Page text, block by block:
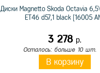
Диски Magnetto Skoda Octavia
ET46 d57,1 black [16005
3 278 р.
Осталось: больше 10 шт.
В корзину